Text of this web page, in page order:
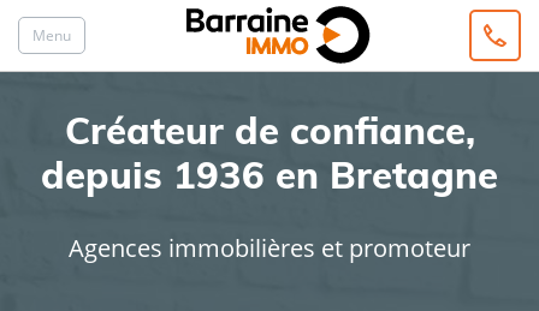
Menu
Créateur de confiance,
depuis 1936 en Bretagne
Agences immobilières et promoteur